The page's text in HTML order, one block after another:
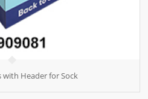
with Header for Sock